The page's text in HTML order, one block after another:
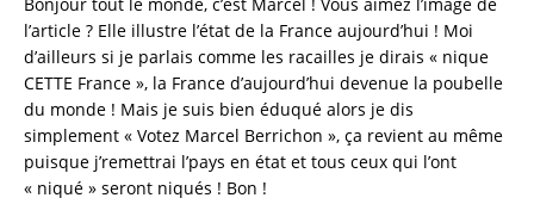
l’article ? Elle illustre l’état de la France aujourd’hui ! Moi
d’ailleurs si je parlais comme les racailles je dirais « nique
CETTE France », la France d’aujourd’hui devenue la poubelle
du monde ! Mais je suis bien éduqué alors je dis
simplement « Votez Marcel Berrichon », ça revient au même
puisque j’remettrai l’pays en état et tous ceux qui l’ont
« niqué » seront niqués ! Bon !